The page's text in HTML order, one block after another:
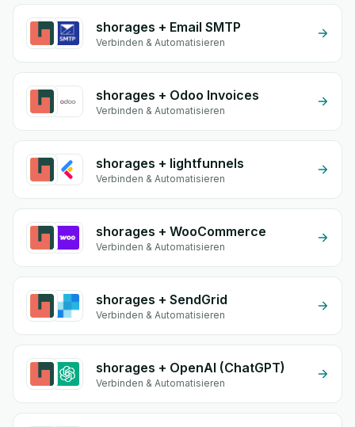
shorages + Email SMTP
Verbinden & Automatisieren
shorages + Odoo Invoices
Verbinden & Automatisieren
shorages + lightfunnels
Verbinden & Automatisieren
shorages + WooCommerce
Verbinden & Automatisieren
shorages + SendGrid
Verbinden & Automatisieren
shorages + OpenAI (ChatGPT)
Verbinden & Automatisieren